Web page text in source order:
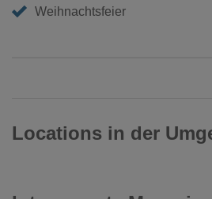
Weihnachtsfeier
Locations in der